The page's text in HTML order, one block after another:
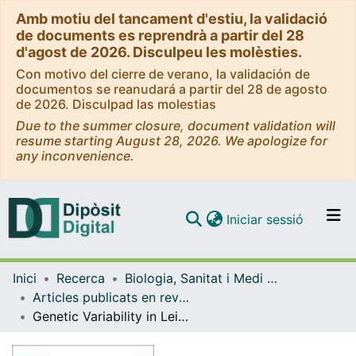
Amb motiu del tancament d'estiu, la validació
de documents es reprendrà a partir del 28
d'agost de 2026. Disculpeu les molèsties.
Con motivo del cierre de verano, la validación de
documentos se reanudará a partir del 28 de agosto
de 2026. Disculpad las molestias
Due to the summer closure, document validation will
resume starting August 28, 2026. We apologize for
any inconvenience.
Navega per tot el DD
Com publicar
Iniciar sessió (current)
Inici Recerca
Biologia, Sanitat i Medi Ambient
Articles publicats en revistes (Biologia, Sanitat i Medi Ambient)
Genetic Variability in Leishmaniasis-Causing <em>Leishmania infantum</em> in Humans and Dogs from North-East Spain